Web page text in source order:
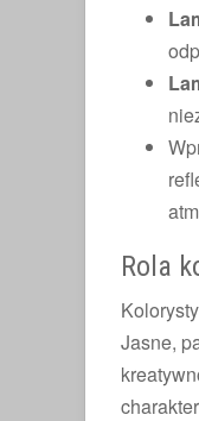
Rola
Jasne,